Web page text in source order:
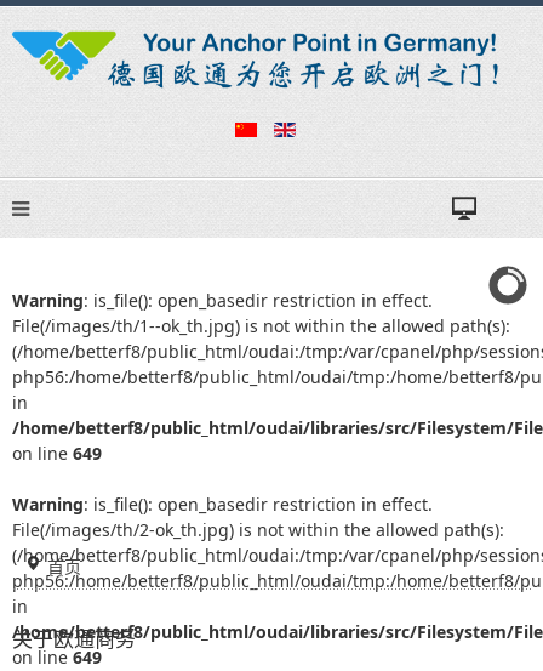
Warning: is_file(): open_basedir restriction in effect.
File(/images/th/1--ok_th.jpg) is not within the allowed path(s):
(/home/betterf8/public_html/oudai:/tmp:/var/cpanel/php/
php56:/home/betterf8/public_html/oudai/tmp:/home/betterf8/
in
/home/betterf8/public_html/oudai/libraries/src/Filesystem/
on line 649
Warning: is_file(): open_basedir restriction in effect.
File(/images/th/2-ok_th.jpg) is not within the allowed path(s):
(/home/betterf8/public_html/oudai:/tmp:/var/cpanel/php/
php56:/home/betterf8/public_html/oudai/tmp:/home/betterf8/
in
/home/betterf8/public_html/oudai/libraries/src/Filesystem/
on line 649
首页
关于欧通商务